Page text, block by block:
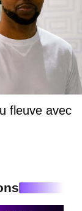
fleuve avec